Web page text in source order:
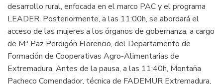
desarrollo rural, enfocada en el marco PAC y el programa
LEADER. Posteriormente, a las 11:00h, se abordará el
acceso de las mujeres a los órganos de gobernanza, a cargo
de Mª Paz Perdigón Florencio, del Departamento de
Formación de Cooperativas Agro-Alimentarias de
Extremadura. Antes de la pausa, a las 11:40h, Montaña
Pacheco Comendador, técnica de FADEMUR Extremadura,